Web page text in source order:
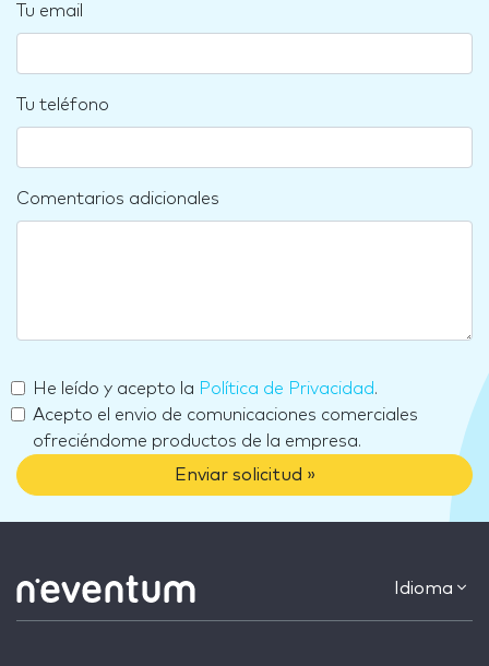
Tu email
Tu teléfono
Comentarios adicionales
He leído y acepto la Política de Privacidad.
Acepto el envio de comunicaciones comerciales
ofreciéndome productos de la empresa.
Enviar solicitud »
Idioma